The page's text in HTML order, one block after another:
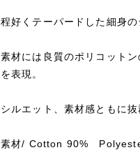
程好くテーパードした細身
素材には良質のポリコット
を表現。
シルエット、素材感ともに抜
素材/ Cotton 90%